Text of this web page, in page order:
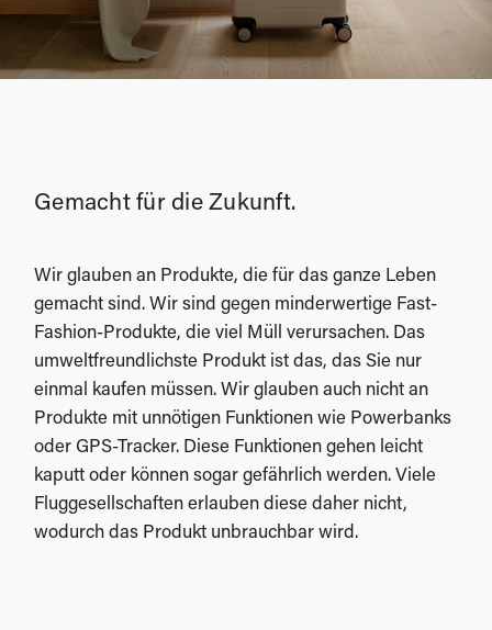
Gemacht für die Zukunft.
Wir glauben an Produkte, die für das ganze Leben
gemacht sind. Wir sind gegen minderwertige Fast-
Fashion-Produkte, die viel Müll verursachen. Das
umweltfreundlichste Produkt ist das, das Sie nur
einmal kaufen müssen. Wir glauben auch nicht an
Produkte mit unnötigen Funktionen wie Powerbanks
oder GPS-Tracker. Diese Funktionen gehen leicht
kaputt oder können sogar gefährlich werden. Viele
Fluggesellschaften erlauben diese daher nicht,
wodurch das Produkt unbrauchbar wird.